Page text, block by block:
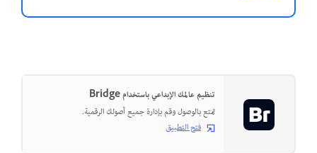
تنظيم عالمك الإبداعي باستخدام Bridge
تمتع بالوصول وقم بإدارة جميع أصولك الرقمية.
فتح التطبيق